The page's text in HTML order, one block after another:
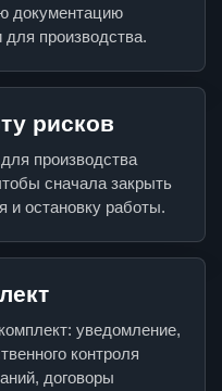
документацию
для производства.
рисков
производства
сначала закрыть
и остановку работы.
уведомление,
контроля
договоры